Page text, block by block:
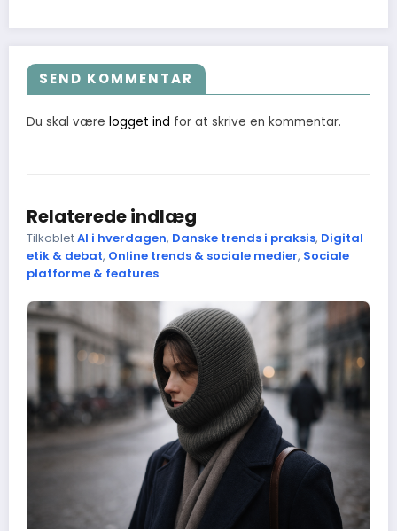
SEND KOMMENTAR
Du skal være logget ind for at skrive en kommentar.
Relaterede indlæg
TilkobletAI i hverdagen, Danske trends i praksis, Digital
etik & debat, Online trends & sociale medier, Sociale
platforme & features